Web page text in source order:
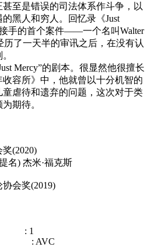
至是错误的司法体系作斗争，以
黑人和穷人。回忆录《Just
手的首个案件——一个名叫Walter
了一天半的审讯之后，在没有认
Mercy”的剧本。很显然他很擅长
容所》中，他就曾以十分机智的
虐待和遗弃的问题，这次对于类
期待。
(2020)
) 杰米·福克斯
会奖(2019)
1
AVC